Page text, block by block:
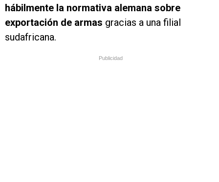
hábilmente la normativa alemana sobre
exportación de armas gracias a una filial
sudafricana.
Publicidad